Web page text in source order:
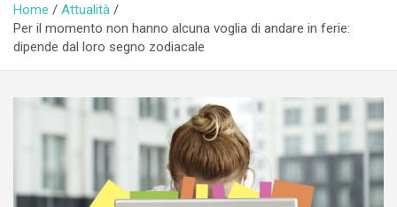
Home
Attualità
Per il momento non hanno alcuna voglia di andare in ferie:
dipende dal loro segno zodiacale